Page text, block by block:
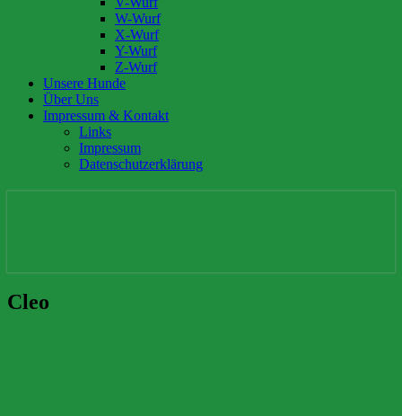
W-Wurf
X-Wurf
Y-Wurf
Z-Wurf
Unsere Hunde
Über Uns
Impressum & Kontakt
Links
Impressum
Datenschutzerklärung
Cleo
Cleo